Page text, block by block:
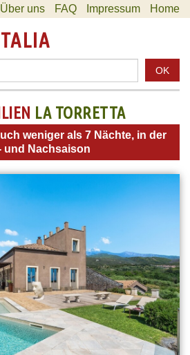
Über uns FAQ Impressum Home
OK
LA TORRETTA
weniger als 7 Nächte, in der
und Nachsaison